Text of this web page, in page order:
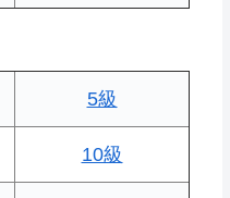
5級
10級